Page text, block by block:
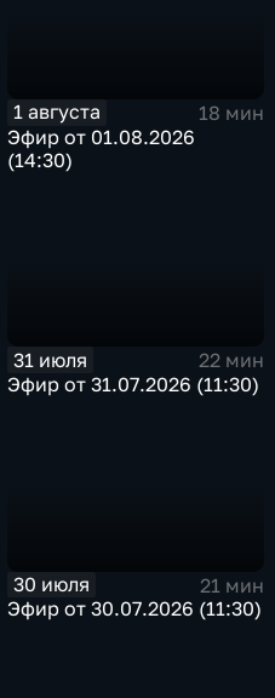
1 августа
18 мин
Эфир от 01.08.2026
(14:30)
31 июля
22 мин
Эфир от 31.07.2026 (11:30)
30 июля
21 мин
Эфир от 30.07.2026 (11:30)